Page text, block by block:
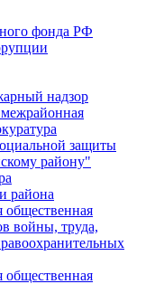
фонда РФ
надзор
межрайонная
защиты
району"
района
общественная
войны, труда,
общественная